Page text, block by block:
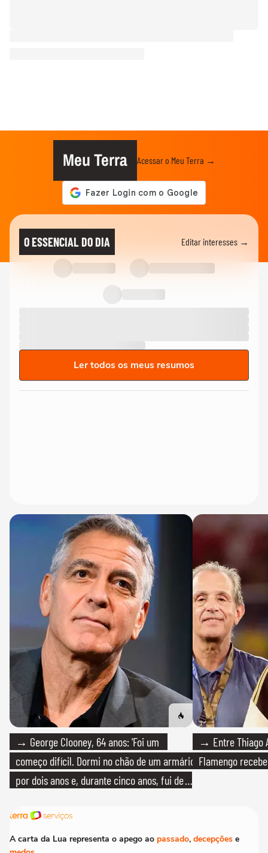
Meu Terra Acessar o Meu Terra →
O ESSENCIAL DO DIA Editar interesses →
Ler todos os meus resumos
→ George Clooney, 64 anos: 'Foi um
começo difícil. Dormi no chão de um armário
por dois anos e, durante cinco anos, fui de
→ Entre Thiago
Flamengo
A carta da Lua representa o apego ao passado, decepções e